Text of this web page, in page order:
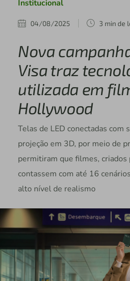
Institucional
04/08/2025 3 min de
Nova
Visa traz
utilizada em
Hollywood
Telas de LED conectadas com
projeção em 3D, por meio de
permitiram que filmes, criados
contassem com até 16
alto nível de realismo